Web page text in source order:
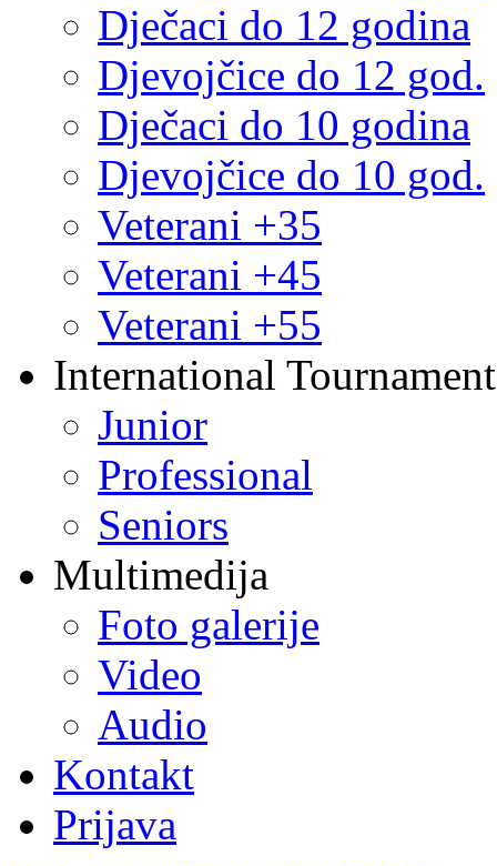
Dječaci do 12 godina
Djevojčice do 12 god.
Dječaci do 10 godina
Djevojčice do 10 god.
Veterani +35
Veterani +45
Veterani +55
International
Junior
Professional
Seniors
Multimedija
Foto galerije
Video
Audio
Kontakt
Prijava